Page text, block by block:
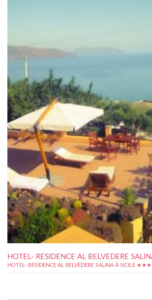
HOTEL- RESIDENCE AL BELVEDERE
HOTEL- RESIDENCE AL BELVEDERE SALINA À SICILE